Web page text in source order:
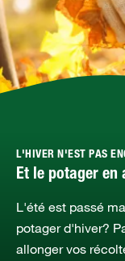
L'HIVER N'EST PAS
Et le potager en
L'été est passé
potager d'hiver?
allonger vos